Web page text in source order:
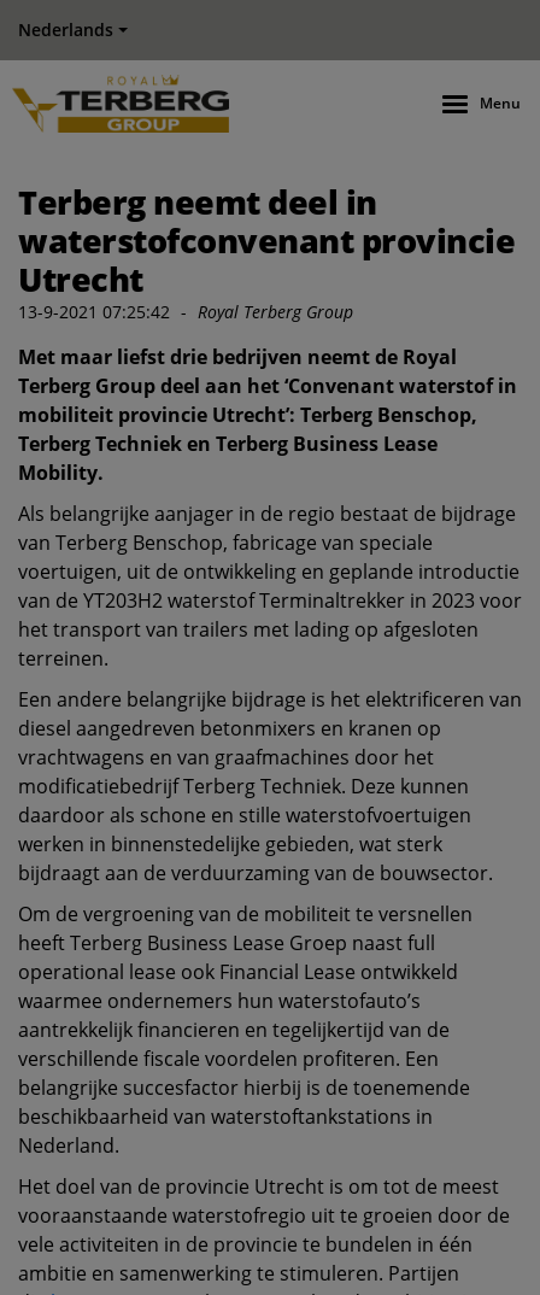
Nederlands
Menu
Terberg neemt deel in
waterstofconvenant provincie
Utrecht
13-9-2021 07:25:42 - Royal Terberg Group
Met maar liefst drie bedrijven neemt de Royal
Terberg Group deel aan het ‘Convenant waterstof in
mobiliteit provincie Utrecht’: Terberg Benschop,
Terberg Techniek en Terberg Business Lease
Mobility.
Als belangrijke aanjager in de regio bestaat de bijdrage
van Terberg Benschop, fabricage van speciale
voertuigen, uit de ontwikkeling en geplande introductie
van de YT203H2 waterstof Terminaltrekker in 2023 voor
het transport van trailers met lading op afgesloten
terreinen.
Een andere belangrijke bijdrage is het elektrificeren van
diesel aangedreven betonmixers en kranen op
vrachtwagens en van graafmachines door het
modificatiebedrijf Terberg Techniek. Deze kunnen
daardoor als schone en stille waterstofvoertuigen
werken in binnenstedelijke gebieden, wat sterk
bijdraagt aan de verduurzaming van de bouwsector.
Om de vergroening van de mobiliteit te versnellen
heeft Terberg Business Lease Groep naast full
operational lease ook Financial Lease ontwikkeld
waarmee ondernemers hun waterstofauto’s
aantrekkelijk financieren en tegelijkertijd van de
verschillende fiscale voordelen profiteren. Een
belangrijke succesfactor hierbij is de toenemende
beschikbaarheid van waterstoftankstations in
Nederland.
Het doel van de provincie Utrecht is om tot de meest
vooraanstaande waterstofregio uit te groeien door de
vele activiteiten in de provincie te bundelen in één
ambitie en samenwerking te stimuleren. Partijen